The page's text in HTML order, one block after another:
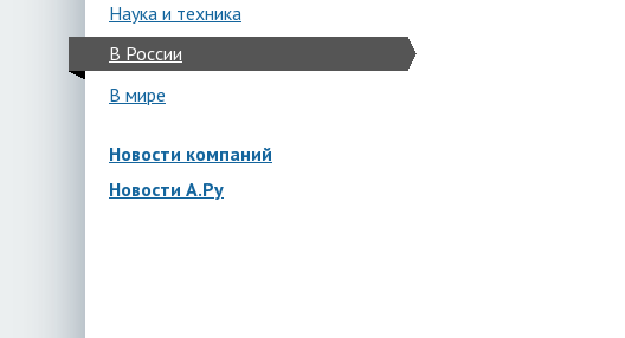
Наука и техника
В России
В мире
Новости компаний
Новости А.Ру